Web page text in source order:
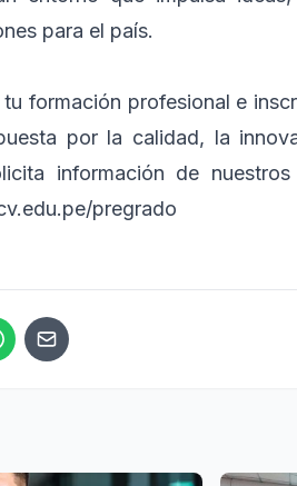
para el país.
formación profesional e
por la calidad, la
información de
pregrado